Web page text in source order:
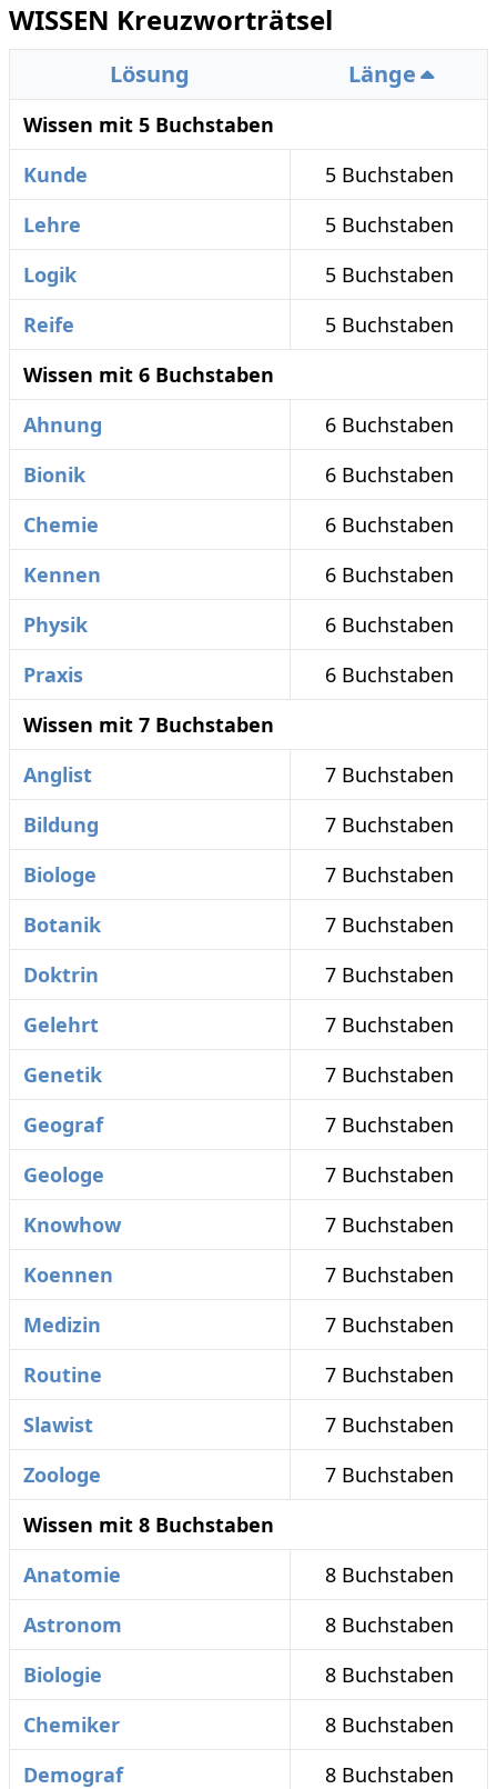
WISSEN Kreuzworträtsel
Lösung Länge
Wissen mit 5 Buchstaben
Kunde
5 Buchstaben
Lehre
5 Buchstaben
Logik
5 Buchstaben
Reife
5 Buchstaben
Wissen mit 6 Buchstaben
Ahnung
6 Buchstaben
Bionik
6 Buchstaben
Chemie
6 Buchstaben
Kennen
6 Buchstaben
Physik
6 Buchstaben
Praxis
6 Buchstaben
Wissen mit 7 Buchstaben
Anglist
7 Buchstaben
Bildung
7 Buchstaben
Biologe
7 Buchstaben
Botanik
7 Buchstaben
Doktrin
7 Buchstaben
Gelehrt
7 Buchstaben
Genetik
7 Buchstaben
Geograf
7 Buchstaben
Geologe
7 Buchstaben
Knowhow
7 Buchstaben
Koennen
7 Buchstaben
Medizin
7 Buchstaben
Routine
7 Buchstaben
Slawist
7 Buchstaben
Zoologe
7 Buchstaben
Wissen mit 8 Buchstaben
Anatomie
8 Buchstaben
Astronom
8 Buchstaben
Biologie
8 Buchstaben
Chemiker
8 Buchstaben
Demograf
8 Buchstaben